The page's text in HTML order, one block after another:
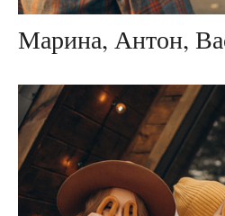
Марина, Антон,